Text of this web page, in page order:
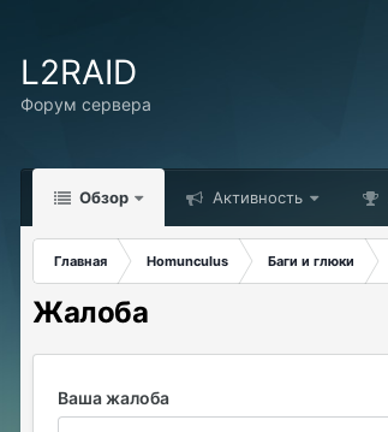
L2RAID
Форум сервера
Обзор Активность
Главная Homunculus Баги и глюки
Жалоба
Ваша жалоба